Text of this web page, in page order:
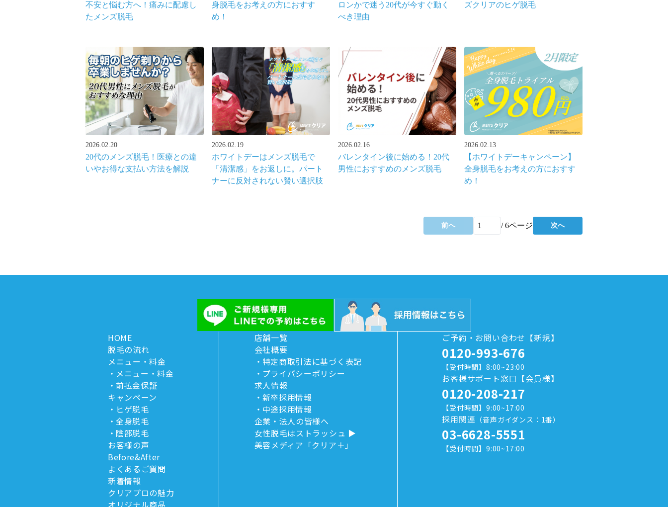
不安と悩む方へ！痛みに配慮し
たメンズ脱毛
身脱毛をお考えの方におすす
め！
ロンかで迷う20代が今すぐ動く
べき理由
ズクリアのヒゲ脱毛
2026.02.20
20代のメンズ脱毛！医療との違
いやお得な支払い方法を解説
2026.02.19
ホワイトデーはメンズ脱毛で
「清潔感」をお返しに。パート
ナーに反対されない賢い選択肢
2026.02.16
バレンタイン後に始める！20代
男性におすすめのメンズ脱毛
2026.02.13
【ホワイトデーキャンペーン】
全身脱毛をお考えの方におすす
め！
前へ /6ページ 次へ
HOME
脱毛の流れ
メニュー・料金
メニュー・料金
前払金保証
キャンペーン
ヒゲ脱毛
全身脱毛
陰部脱毛
お客様の声
Before&After
よくあるご質問
新着情報
クリアプロの魅力
オリジナル商品
店舗一覧
会社概要
特定商取引法に基づく表記
プライバシーポリシー
求人情報
新卒採用情報
中途採用情報
企業・法人の皆様へ
女性脱毛はストラッシュ
美容メディア「クリア＋」
ご予約・お問い合わせ【新規】
0120-993-676
【受付時間】8:00~23:00
お客様サポート窓口【会員様】
0120-208-217
【受付時間】9:00~17:00
採用関連 （音声ガイダンス：1番）
03-6628-5551
【受付時間】9:00~17:00